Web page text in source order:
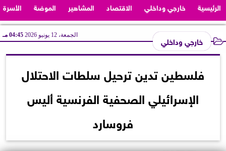
الرئيسية خارجي وداخلي الاقتصاد المشاهير الموضة الأسرة
خارجي وداخلي الجمعة، 12 يونيو 2026 04:45 مـ
فلسطين تدين ترحيل سلطات الاحتلال
الإسرائيلي الصحفية الفرنسية أليس
فروسارد